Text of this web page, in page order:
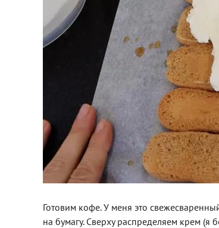
Готовим кофе. У меня это
на бумагу. Сверху распределяем крем (я